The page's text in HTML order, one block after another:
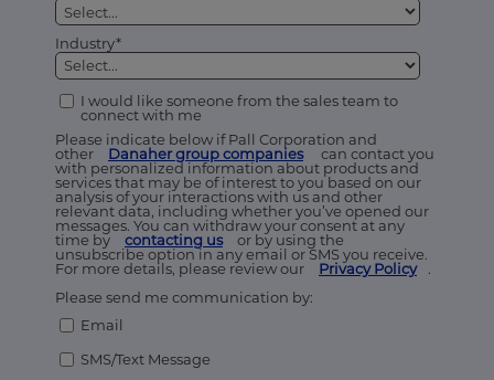
Industry*
I would like someone from the sales team to
connect with me
Please indicate below if Pall Corporation and
other
Danaher group companies
can contact you
with personalized information about products and
services that may be of interest to you based on our
analysis of your interactions with us and other
relevant data, including whether you’ve opened our
messages. You can withdraw your consent at any
time by
contacting us
or by using the
unsubscribe option in any email or SMS you receive.
For more details, please review our
Privacy Policy
.
Please send me communication by:
Email
SMS/Text Message